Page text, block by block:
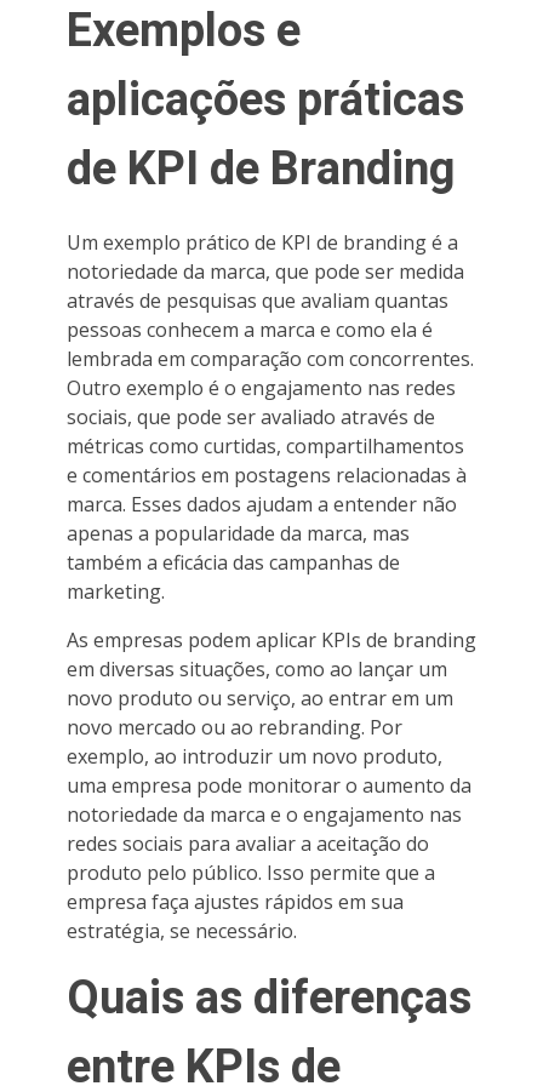
Exemplos e
aplicações práticas
de KPI de Branding
Um exemplo prático de KPI de branding é a
notoriedade da marca, que pode ser medida
através de pesquisas que avaliam quantas
pessoas conhecem a marca e como ela é
lembrada em comparação com concorrentes.
Outro exemplo é o engajamento nas redes
sociais, que pode ser avaliado através de
métricas como curtidas, compartilhamentos
e comentários em postagens relacionadas à
marca. Esses dados ajudam a entender não
apenas a popularidade da marca, mas
também a eficácia das campanhas de
marketing.
As empresas podem aplicar KPIs de branding
em diversas situações, como ao lançar um
novo produto ou serviço, ao entrar em um
novo mercado ou ao rebranding. Por
exemplo, ao introduzir um novo produto,
uma empresa pode monitorar o aumento da
notoriedade da marca e o engajamento nas
redes sociais para avaliar a aceitação do
produto pelo público. Isso permite que a
empresa faça ajustes rápidos em sua
estratégia, se necessário.
Quais as diferenças
entre KPIs de